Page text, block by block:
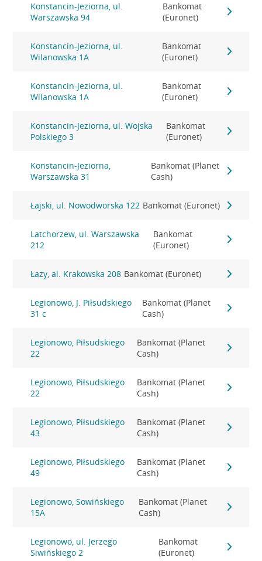
Konstancin-Jeziorna, ul.
Warszawska 94
Bankomat
(Euronet)
Konstancin-Jeziorna, ul.
Wilanowska 1A
Bankomat
(Euronet)
Konstancin-Jeziorna, ul.
Wilanowska 1A
Bankomat
(Euronet)
Konstancin-Jeziorna, ul. Wojska
Polskiego 3
Bankomat
(Euronet)
Konstancin-Jeziorna,
Warszawska 31
Bankomat (Planet
Cash)
Łajski, ul. Nowodworska 122 Bankomat (Euronet)
Latchorzew, ul. Warszawska
212
Bankomat
(Euronet)
Łazy, al. Krakowska 208 Bankomat (Euronet)
Legionowo, J. Piłsudskiego
31 c
Bankomat (Planet
Cash)
Legionowo, Piłsudskiego
22
Bankomat (Planet
Cash)
Legionowo, Piłsudskiego
22
Bankomat (Planet
Cash)
Legionowo, Piłsudskiego
43
Bankomat (Planet
Cash)
Legionowo, Piłsudskiego
49
Bankomat (Planet
Cash)
Legionowo, Sowińskiego
15A
Bankomat (Planet
Cash)
Legionowo, ul. Jerzego
Siwińskiego 2
Bankomat
(Euronet)